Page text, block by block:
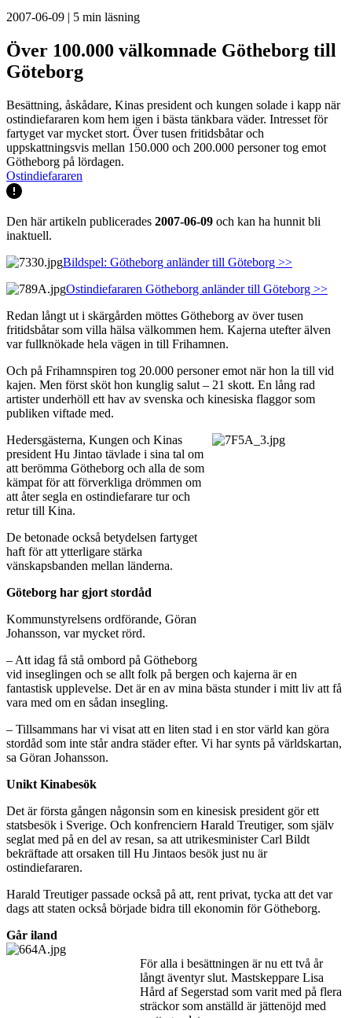
2007-06-09 | 5 min läsning
Över 100.000 välkomnade Götheborg till
Göteborg
Besättning, åskådare, Kinas president och kungen solade i kapp när
ostindiefararen kom hem igen i bästa tänkbara väder. Intresset för
fartyget var mycket stort. Över tusen fritidsbåtar och
uppskattningsvis mellan 150.000 och 200.000 personer tog emot
Götheborg på lördagen.
Ostindiefararen
Den här artikeln publicerades 2007-06-09 och kan ha hunnit bli
inaktuell.
Bildspel: Götheborg anländer till Göteborg >>
Ostindiefararen Götheborg anländer till Göteborg >>
Redan långt ut i skärgården möttes Götheborg av över tusen
fritidsbåtar som villa hälsa välkommen hem. Kajerna utefter älven
var fullknökade hela vägen in till Frihamnen.
Och på Frihamnspiren tog 20.000 personer emot när hon la till vid
kajen. Men först sköt hon kunglig salut – 21 skott. En lång rad
artister underhöll ett hav av svenska och kinesiska flaggor som
publiken viftade med.
Hedersgästerna, Kungen och Kinas
president Hu Jintao tävlade i sina tal om
att berömma Götheborg och alla de som
kämpat för att förverkliga drömmen om
att åter segla en ostindiefarare tur och
retur till Kina.
De betonade också betydelsen fartyget
haft för att ytterligare stärka
vänskapsbanden mellan länderna.
Göteborg har gjort stordåd
Kommunstyrelsens ordförande, Göran
Johansson, var mycket rörd.
– Att idag få stå ombord på Götheborg
vid inseglingen och se allt folk på bergen och kajerna är en
fantastisk upplevelse. Det är en av mina bästa stunder i mitt liv att få
vara med om en sådan insegling.
– Tillsammans har vi visat att en liten stad i en stor värld kan göra
stordåd som inte står andra städer efter. Vi har synts på världskartan,
sa Göran Johansson.
Unikt Kinabesök
Det är första gången någonsin som en kinesisk president gör ett
statsbesök i Sverige. Och konfrenciern Harald Treutiger, som själv
seglat med på en del av resan, sa att utrikesminister Carl Bildt
bekräftade att orsaken till Hu Jintaos besök just nu är
ostindiefararen.
Harald Treutiger passade också på att, rent privat, tycka att det var
dags att staten också började bidra till ekonomin för Götheborg.
Går iland
För alla i besättningen är nu ett två år
långt äventyr slut. Mastskeppare Lisa
Hård af Segerstad som varit med på flera
sträckor som anställd är jättenöjd med